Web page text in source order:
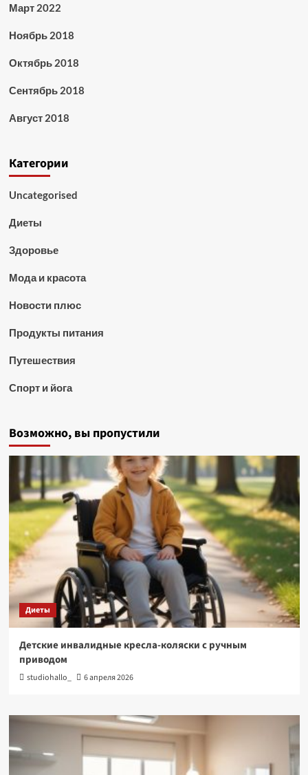
Март 2022
Ноябрь 2018
Октябрь 2018
Сентябрь 2018
Август 2018
Категории
Uncategorised
Диеты
Здоровье
Мода и красота
Новости плюс
Продукты питания
Путешествия
Спорт и йога
Возможно, вы пропустили
Диеты
Детские инвалидные кресла-коляски с ручным
приводом
studiohallo_ 6 апреля 2026